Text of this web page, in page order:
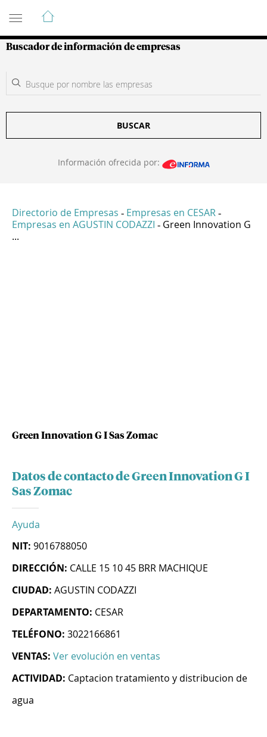
Guía de Empresas Colombianas
Buscador de información de empresas
BUSCAR
Información ofrecida por:
Directorio de Empresas - Empresas en CESAR -
Empresas en AGUSTIN CODAZZI - Green Innovation G
...
Green Innovation G I Sas Zomac
Datos de contacto de Green Innovation G I
Sas Zomac
Ayuda
NIT: 9016788050
DIRECCIÓN: CALLE 15 10 45 BRR MACHIQUE
CIUDAD: AGUSTIN CODAZZI
DEPARTAMENTO: CESAR
TELÉFONO: 3022166861
VENTAS: Ver evolución en ventas
ACTIVIDAD: Captacion tratamiento y distribucion de
agua